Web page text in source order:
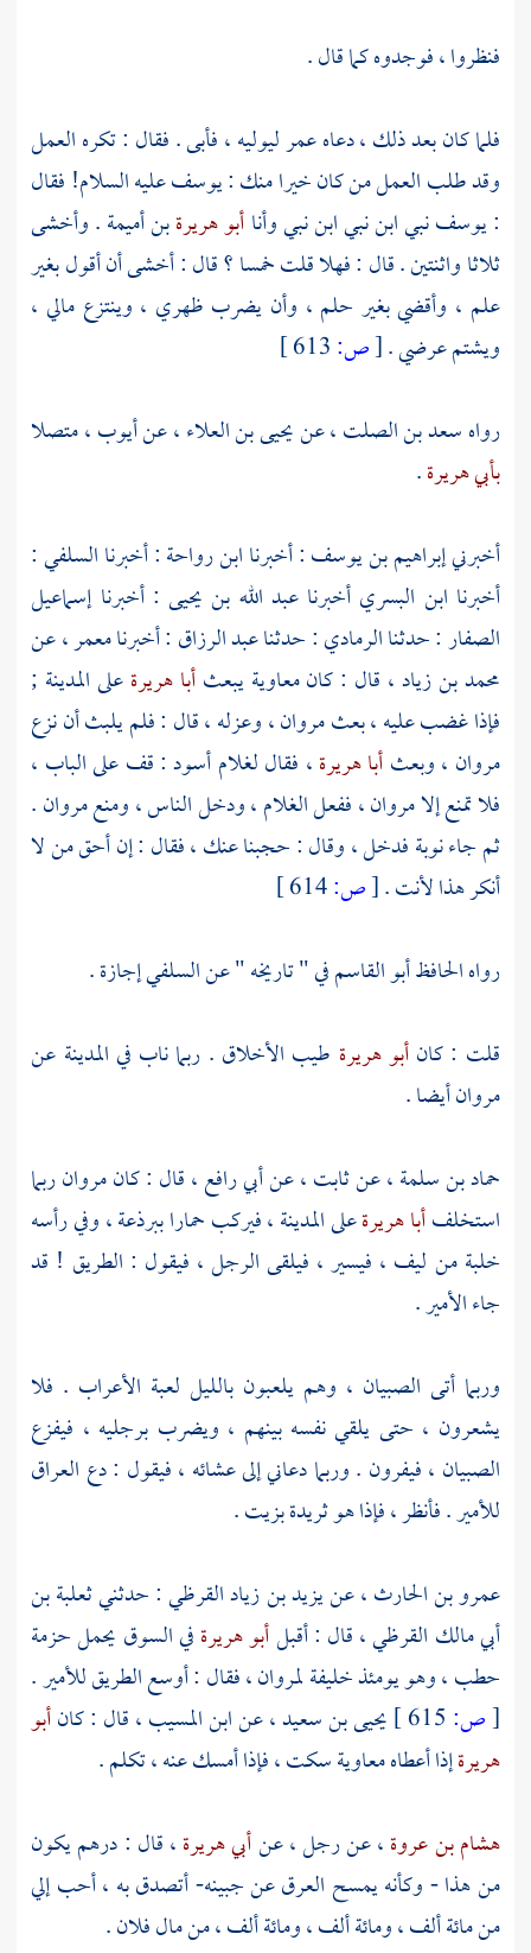
فنظروا ، فوجدوه كما قال .
فلما كان بعد ذلك ، دعاهعمرليوليه ، فأبى . فقال : تكره العمل
وقد طلب العمل من كان خيرا منك :يوسفعليه السلام! فقال
:يوسفنبي ابن نبي ابن نبي وأناأبو هريرةبنأميمة. وأخشى
ثلاثا واثنتين . قال : فهلا قلت خمسا ؟ قال : أخشى أن أقول بغير
علم ، وأقضي بغير حلم ، وأن يضرب ظهري ، وينتزع مالي ،
ويشتم عرضي .[ص:
رواهسعد بن الصلت، عنيحيى بن العلاء، عنأيوب، متصلا
بأبي هريرة.
أخبرنيإبراهيم بن يوسف: أخبرناابن رواحة: أخبرناالسلفي:
أخبرنا ابن البسري أخبرناعبد الله بن يحيى : أخبرناإسماعيل
الصفار: حدثناالرمادي: حدثناعبد الرزاق : أخبرنامعمر، عن
محمد بن زياد، قال : كانمعاويةيبعثأبا هريرةعلىالمدينة ;
فإذا غضب عليه ، بعثمروان، وعزله ، قال : فلم يلبث أن نزع
مروان ، وبعثأبا هريرة، فقال لغلام أسود : قف على الباب ،
فلا تمنع إلامروان، ففعل الغلام ، ودخل الناس ، ومنعمروان.
ثم جاءنوبةفدخل ، وقال : حجبنا عنك ، فقال : إن أحق من لا
أنكر هذا لأنت .[ص:
رواه الحافظأبو القاسمفي " تاريخه " عنالسلفيإجازة .
قلت : كانأبو هريرة طيب الأخلاق . ربما ناب فيالمدينة عن
مروانأيضا .
حماد بن سلمة، عنثابت، عنأبي رافع، قال : كانمروانربما
استخلفأبا هريرةعلىالمدينة، فيركب حمارا ببرذعة ، وفي رأسه
خلبة من ليف ، فيسير ، فيلقى الرجل ، فيقول : الطريق ! قد
جاء الأمير .
وربما أتى الصبيان ، وهم يلعبون بالليل لعبة الأعراب . فلا
يشعرون ، حتى يلقي نفسه بينهم ، ويضرب برجليه ، فيفزع
الصبيان ، فيفرون . وربما دعاني إلى عشائه ، فيقول : دع العراق
للأمير . فأنظر ، فإذا هو ثريدة بزيت .
عمرو بن الحارث، عنيزيد بن زياد القرظي: حدثنيثعلبة بن
أبي مالك القرظي، قال : أقبلأبو هريرةفي السوق يحمل حزمة
حطب ، وهو يومئذ خليفةلمروان، فقال : أوسع الطريق للأمير .
[ص: يحيى بن سعيد، عنابن المسيب، قال : كانأبو
هريرةإذا أعطاهمعاويةسكت ، فإذا أمسك عنه ، تكلم .
هشام بن عروة، عن رجل ، عنأبي هريرة، قال : درهم يكون
من هذا - وكأنه يمسح العرق عن جبينه- أتصدق به ، أحب إلي
من مائة ألف ، ومائة ألف ، ومائة ألف ، من مال فلان .